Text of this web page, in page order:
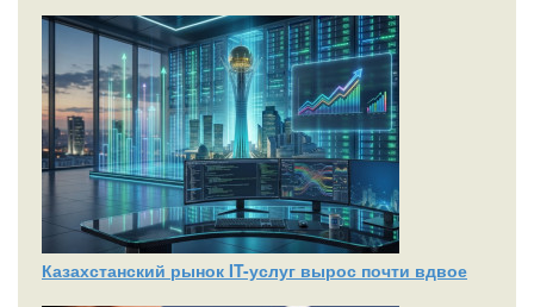
Казахстанский рынок IT-услуг вырос почти вдвое